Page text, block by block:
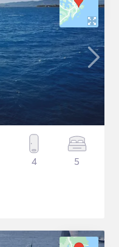
4 5